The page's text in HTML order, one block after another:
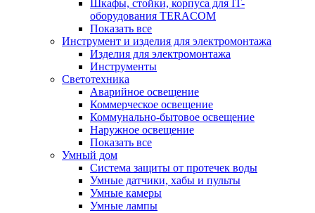
Шкафы, стойки, корпуса для IT-
оборудования TERACOM
Показать все
Инструмент и изделия для электромонтажа
Изделия для электромонтажа
Инструменты
Светотехника
Аварийное освещение
Коммерческое освещение
Коммунально-бытовое освещение
Наружное освещение
Показать все
Умный дом
Система защиты от протечек воды
Умные датчики, хабы и пульты
Умные камеры
Умные лампы